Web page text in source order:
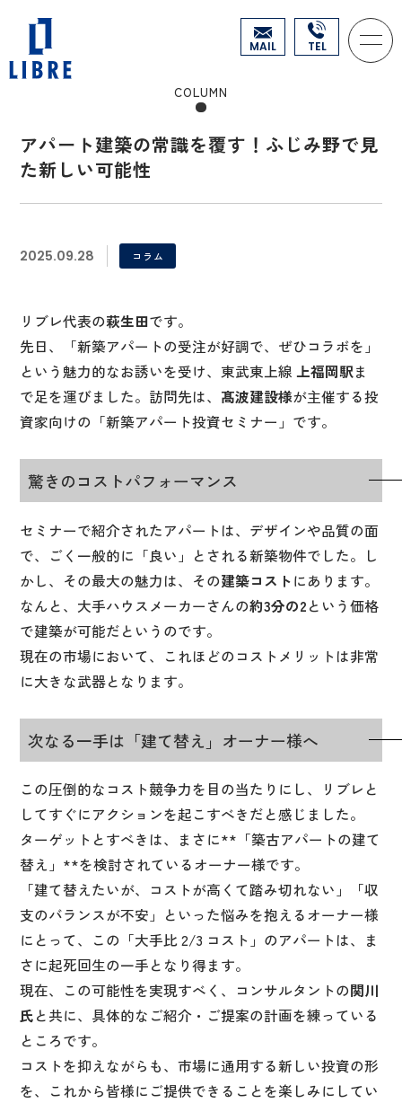
MAIL TEL
COLUMN
アパート建築の常識を覆す！ふじみ野で見
た新しい可能性
2025.09.28 コラム
リブレ代表の萩生田です。
先日、「新築アパートの受注が好調で、ぜひコラボを」
という魅力的なお誘いを受け、東武東上線上福岡駅ま
で足を運びました。訪問先は、 髙波建設様が主催する投
資家向けの「新築アパート投資セミナー」です。
驚きのコストパフォーマンス
セミナーで紹介されたアパートは、デザインや品質の面
で、ごく一般的に「良い」とされる新築物件でした。し
かし、その最大の魅力は、その建築コストにあります。
なんと、大手ハウスメーカーさんの約3分の2という価格
で建築が可能だというのです。
現在の市場において、これほどのコストメリットは非常
に大きな武器となります。
次なる一手は「建て替え」オーナー様へ
この圧倒的なコスト競争力を目の当たりにし、リブレと
してすぐにアクションを起こすべきだと感じました。
ターゲットとすべきは、まさに**「築古アパートの建て
替え」**を検討されているオーナー様です。
「建て替えたいが、コストが高くて踏み切れない」「収
支のバランスが不安」といった悩みを抱えるオーナー様
にとって、この「大手比2/3 コスト」のアパートは、ま
さに起死回生の一手となり得ます。
現在、この可能性を実現すべく、コンサルタントの関川
氏と共に、具体的なご紹介・ご提案の計画を練っている
ところです。
コストを抑えながらも、市場に通用する新しい投資の形
を、これから皆様にご提供できることを楽しみにしてい